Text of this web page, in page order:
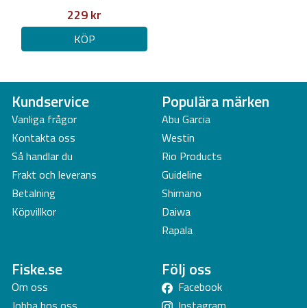
229 kr
KÖP
Kundservice
Vanliga frågor
Kontakta oss
Så handlar du
Frakt och leverans
Betalning
Köpvillkor
Populära märken
Abu Garcia
Westin
Rio Products
Guideline
Shimano
Daiwa
Rapala
Fiske.se
Om oss
Följ oss
Facebook